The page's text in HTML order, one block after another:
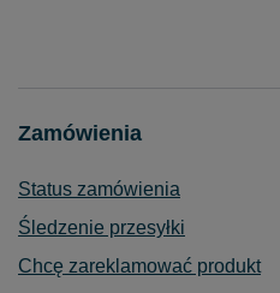
Zamówienia
Status zamówienia
Śledzenie przesyłki
Chcę zareklamować produkt